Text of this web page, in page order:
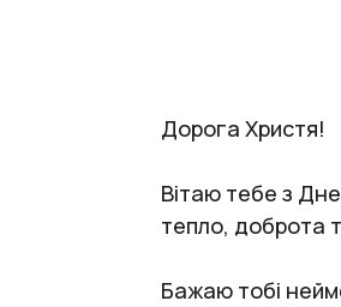
Дорога Христя!
Вітаю тебе з
тепло, доброта
Бажаю тобі